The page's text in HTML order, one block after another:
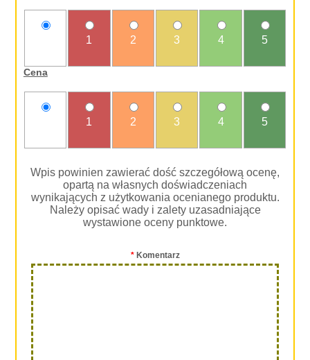
1 2 3 4 5
Cena
1 2 3 4 5
Wpis powinien zawierać dość szczegółową ocenę,
opartą na własnych doświadczeniach
wynikających z użytkowania ocenianego produktu.
Należy opisać wady i zalety uzasadniające
wystawione oceny punktowe.
*Komentarz